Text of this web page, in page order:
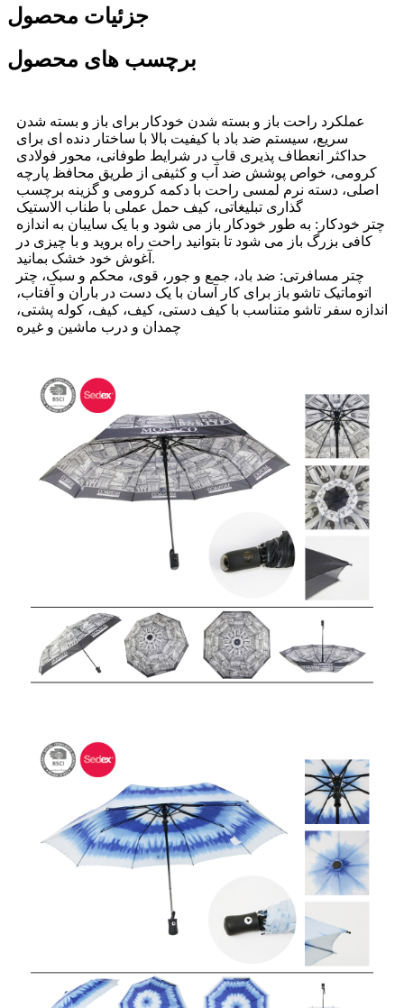
جزئیات محصول
برچسب های محصول
عملکرد راحت باز و بسته شدن خودکار برای باز و بسته شدن
سریع، سیستم ضد باد با کیفیت بالا با ساختار دنده ای برای
حداکثر انعطاف پذیری قاب در شرایط طوفانی، محور فولادی
کرومی، خواص پوشش ضد آب و کثیفی از طریق محافظ پارچه
اصلی، دسته نرم لمسی راحت با دکمه کرومی و گزینه برچسب
گذاری تبلیغاتی، کیف حمل عملی با طناب الاستیک
چتر خودکار: به طور خودکار باز می شود و با یک سایبان به اندازه
کافی بزرگ باز می شود تا بتوانید راحت راه بروید و با چیزی در
آغوش خود خشک بمانید.
چتر مسافرتی: ضد باد، جمع و جور، قوی، محکم و سبک، چتر
اتوماتیک تاشو باز برای کار آسان با یک دست در باران و آفتاب،
اندازه سفر تاشو متناسب با کیف دستی، کیف، کیف، کوله پشتی،
چمدان و درب ماشین و غیره